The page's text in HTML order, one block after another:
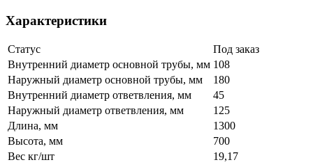
Характеристики
Статус
Под заказ
Внутренний диаметр основной трубы, мм 108
Наружный диаметр основной трубы, мм
180
Внутренний диаметр ответвления, мм
45
Наружный диаметр ответвления, мм
125
Длина, мм
1300
Высота, мм
700
Вес кг/шт
19,17